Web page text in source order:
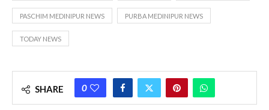
PASCHIM MEDINIPUR NEWS PURBA MEDINIPUR NEWS
TODAY NEWS
SHARE 0